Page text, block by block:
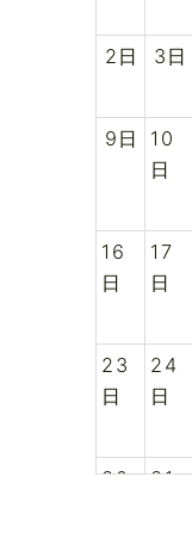
2日 3日
9日
10
日
16
日
17
日
23
日
24
日
30
31